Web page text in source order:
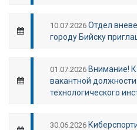
10.07.2026 Отдел
городу Бийску
01.07.2026 Внимание!
вакантной
технологического
30.06.2026